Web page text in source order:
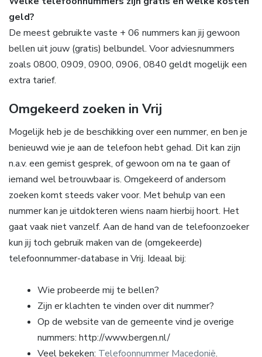
geld?
De meest gebruikte vaste + 06 nummers kan jij gewoon
bellen uit jouw (gratis) belbundel. Voor adviesnummers
zoals 0800, 0909, 0900, 0906, 0840 geldt mogelijk een
extra tarief.
Omgekeerd zoeken in Vrij
Mogelijk heb je de beschikking over een nummer, en ben je
benieuwd wie je aan de telefoon hebt gehad. Dit kan zijn
n.a.v. een gemist gesprek, of gewoon om na te gaan of
iemand wel betrouwbaar is. Omgekeerd of andersom
zoeken komt steeds vaker voor. Met behulp van een
nummer kan je uitdokteren wiens naam hierbij hoort. Het
gaat vaak niet vanzelf. Aan de hand van de telefoonzoeker
kun jij toch gebruik maken van de (omgekeerde)
telefoonnummer-database in Vrij. Ideaal bij:
Wie probeerde mij te bellen?
Zijn er klachten te vinden over dit nummer?
Op de website van de gemeente vind je overige
nummers: http://www.bergen.nl/
Veel bekeken: Telefoonnummer Macedonië.